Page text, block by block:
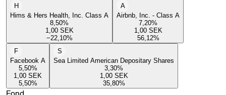
H
Hims & Hers Health, Inc. Class A
8,50%
1,00 SEK
−22,10%
A
Airbnb, Inc. - Class A
7,20%
1,00 SEK
56,12%
F
Facebook A
5,50%
1,00 SEK
5,50%
S
Sea Limited American Depositary Shares
3,30%
1,00 SEK
35,80%